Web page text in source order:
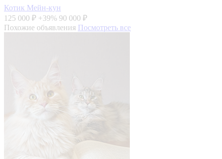
Котик Мейн-кун
125 000 ₽ +39% 90 000 ₽
Похожие объявления Посмотреть все